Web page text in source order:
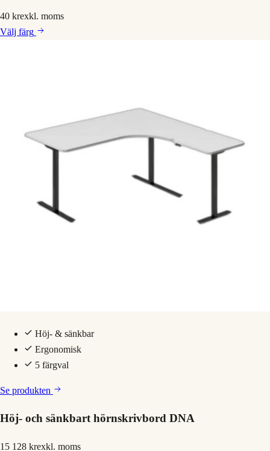
40 krexkl. moms
Välj färg
Höj- & sänkbar
Ergonomisk
5 färgval
Se produkten
Höj- och sänkbart hörnskrivbord DNA
15 128 krexkl. moms